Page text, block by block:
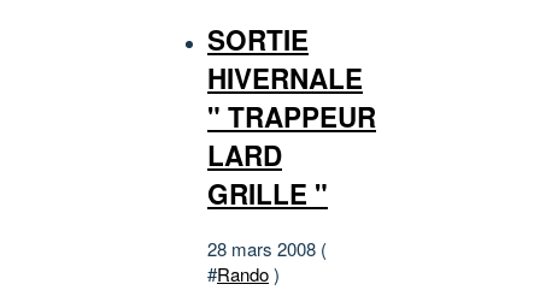
SORTIE
HIVERNALE
" TRAPPEUR
LARD
GRILLE "
28 mars 2008 (
#Rando)